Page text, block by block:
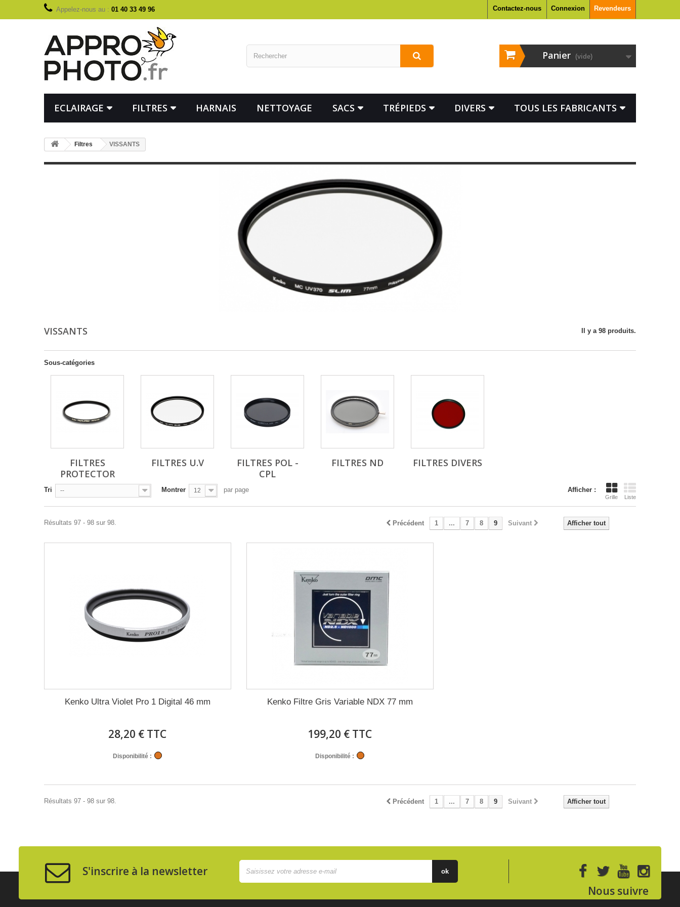
Connexion Revendeurs
Contactez-nous
Appelez-nous au : 01 40 33 49 96
Panier (vide)
ECLAIRAGE FILTRES HARNAIS NETTOYAGE SACS TRÉPIEDS DIVERS TOUS LES FABRICANTS
Filtres VISSANTS
VISSANTS Il y a 98 produits.
Sous-catégories
FILTRES
PROTECTOR
FILTRES U.V
FILTRES POL -
CPL
FILTRES ND FILTRES DIVERS
Afficher :
Grille Liste
Tri -- Montrer 12 par page
Afficher tout
Précédent 1 ... 7 8 9 Suivant
Résultats 97 - 98 sur 98.
Kenko Ultra Violet Pro 1 Digital 46 mm
28,20 € TTC
Disponibilité :
Kenko Filtre Gris Variable NDX 77 mm
199,20 € TTC
Disponibilité :
Afficher tout
Précédent 1 ... 7 8 9 Suivant
Résultats 97 - 98 sur 98.
S'inscrire à la newsletter ok
Nous suivre